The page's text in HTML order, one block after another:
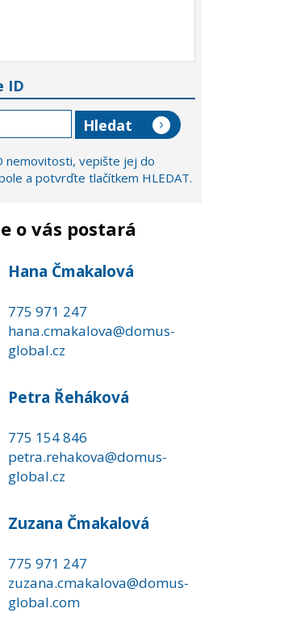
ID
nemovitosti, vepište jej do
a potvrďte tlačítkem HLEDAT.
o vás postará
Hana Čmakalová
775 971 247
hana.cmakalova@domus-
global.cz
Petra Řeháková
775 154 846
petra.rehakova@domus-
global.cz
Zuzana Čmakalová
775 971 247
zuzana.cmakalova@domus-
global.com